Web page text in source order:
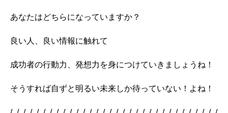
あなたはどちらになっていますか？
良い人、良い情報に触れて
成功者の行動力、発想力を身につけていきましょうね！
そうすれば自ずと明るい未来しか待っていない！よね！